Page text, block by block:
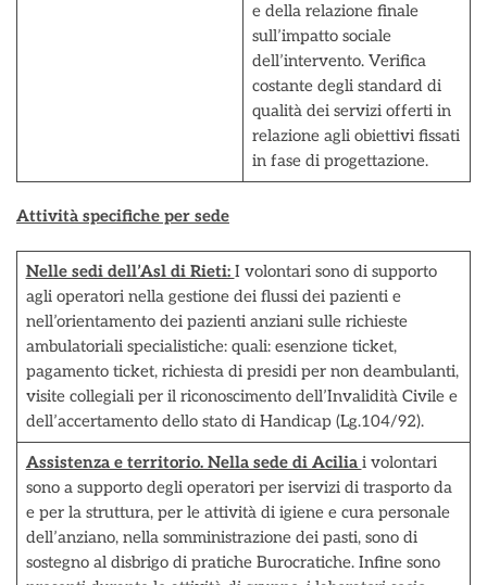
e della relazione finale
sull’impatto sociale
dell’intervento. Verifica
costante degli standard di
qualità dei servizi offerti in
relazione agli obiettivi fissati
in fase di progettazione.
Attività specifiche per sede
Nelle sedi dell’Asl di Rieti: I volontari sono di supporto
agli operatori nella gestione dei flussi dei pazienti e
nell’orientamento dei pazienti anziani sulle richieste
ambulatoriali specialistiche: quali: esenzione ticket,
pagamento ticket, richiesta di presidi per non deambulanti,
visite collegiali per il riconoscimento dell’Invalidità Civile e
dell’accertamento dello stato di Handicap (Lg.104/92).
Assistenza e territorio. Nella sede di Acilia i volontari
sono a supporto degli operatori per iservizi di trasporto da
e per la struttura, per le attività di igiene e cura personale
dell’anziano, nella somministrazione dei pasti, sono di
sostegno al disbrigo di pratiche Burocratiche. Infine sono